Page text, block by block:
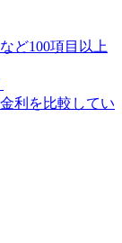
ど100項目以上
利を比較してい